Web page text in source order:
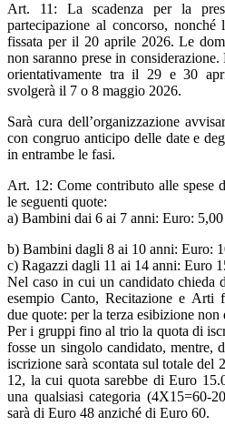
Art. 11: La scadenza per la
partecipazione al concorso, nonché
fissata per il 20 aprile 2026. Le
non saranno prese in
orientativamente tra il 29 e 30
svolgerà il 7 o 8 maggio 2026.
Sarà cura dell’organizzazione
con congruo anticipo delle date e
in entrambe le fasi.
Art. 12: Come contributo alle spese
le seguenti quote:
a) Bambini dai 6 ai 7 anni: Euro: 5,00
b) Bambini dagli 8 ai 10 anni: Euro:
c) Ragazzi dagli 11 ai 14 anni: Euro
Nel caso in cui un candidato chieda
esempio Canto, Recitazione e Arti
due quote: per la terza esibizione non
Per i gruppi fino al trio la quota di
fosse un singolo candidato, mentre,
iscrizione sarà scontata sul totale del
12, la cui quota sarebbe di Euro
una qualsiasi categoria (4X15=60-
sarà di Euro 48 anziché di Euro 60.